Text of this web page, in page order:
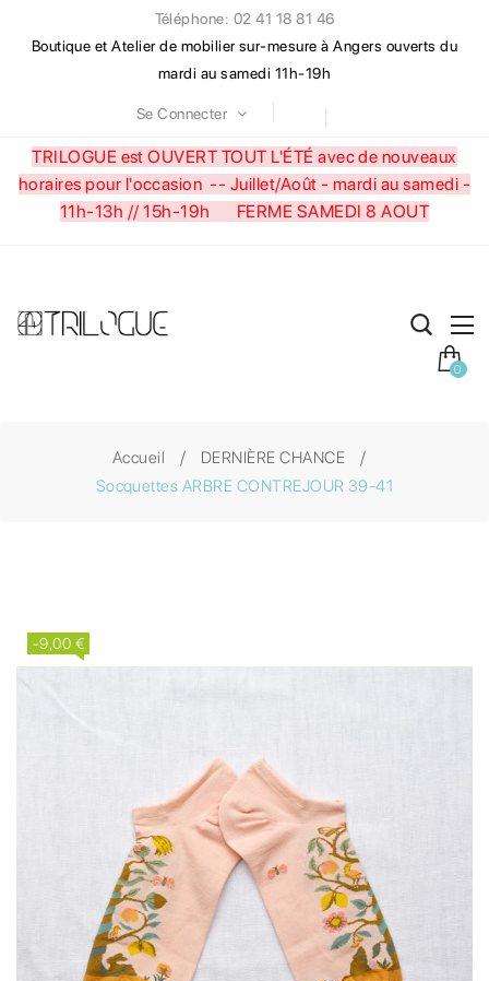
Téléphone: 02 41 18 81 46
Boutique et Atelier de mobilier sur-mesure à Angers ouverts du
mardi au samedi 11h-19h
Se Connecter
TRILOGUE est OUVERT TOUT L'ÉTÉ avec de nouveaux
horaires pour l'occasion -- Juillet/Août - mardi au samedi -
11h-13h // 15h-19h FERME SAMEDI 8 AOUT
0
Accueil
DERNIÈRE CHANCE
Socquettes ARBRE CONTREJOUR 39-41
-9,00 €